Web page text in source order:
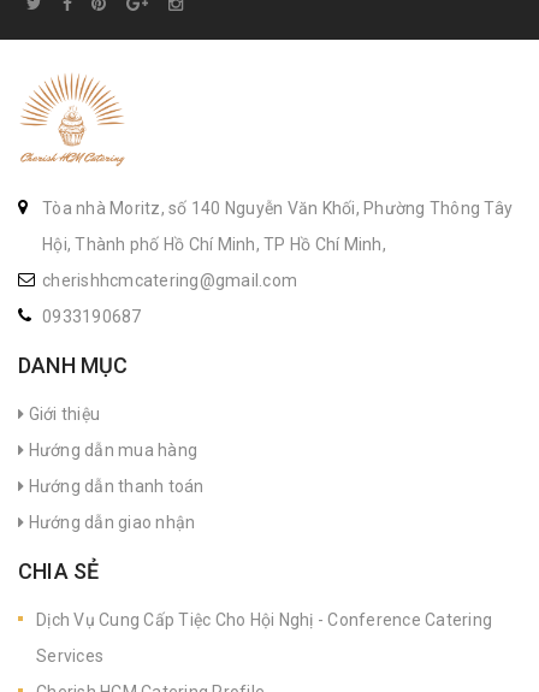
Tòa nhà Moritz, số 140 Nguyễn Văn Khối, Phường Thông Tây
Hội, Thành phố Hồ Chí Minh, TP Hồ Chí Minh,
cherishhcmcatering@gmail.com
0933190687
DANH MỤC
Giới thiệu
Hướng dẫn mua hàng
Hướng dẫn thanh toán
Hướng dẫn giao nhận
CHIA SẺ
Dịch Vụ Cung Cấp Tiệc Cho Hội Nghị - Conference Catering
Services